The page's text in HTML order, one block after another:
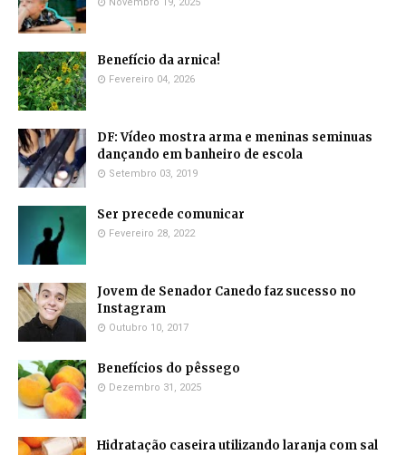
Novembro 19, 2025
Benefício da arnica!
Fevereiro 04, 2026
DF: Vídeo mostra arma e meninas seminuas
dançando em banheiro de escola
Setembro 03, 2019
Ser precede comunicar
Fevereiro 28, 2022
Jovem de Senador Canedo faz sucesso no
Instagram
Outubro 10, 2017
Benefícios do pêssego
Dezembro 31, 2025
Hidratação caseira utilizando laranja com sal